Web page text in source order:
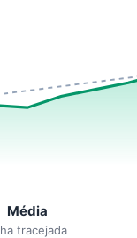
Média
tracejada